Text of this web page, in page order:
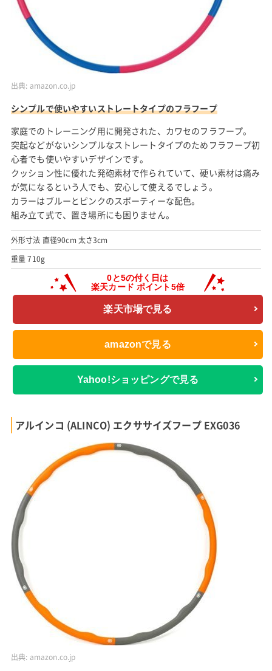
出典: amazon.co.jp
シンプルで使いやすいストレートタイプのフラフープ
家庭でのトレーニング用に開発された、カワセのフラフープ。
突起などがないシンプルなストレートタイプのためフラフープ初
心者でも使いやすいデザインです。
クッション性に優れた発砲素材で作られていて、硬い素材は痛み
が気になるという人でも、安心して使えるでしょう。
カラーはブルーとピンクのスポーティーな配色。
組み立て式で、置き場所にも困りません。
外形寸法 直径90cm 太さ3cm
重量 710g
楽天市場で見る
amazonで見る
Yahoo!ショッピングで見る
アルインコ (ALINCO) エクササイズフープ EXG036
出典: amazon.co.jp